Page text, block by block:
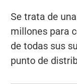
Se trata de
millones para
de todas sus
punto de